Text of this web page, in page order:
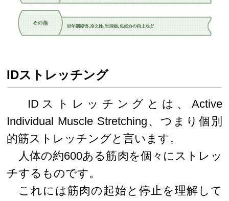
IDストレッチング
IDストレッチングとは、Active
Individual Muscle Stretching、つまり個別
的筋ストレッチングと言います。
人体の約600ある筋肉を個々にストレッ
チするものです。
これには筋肉の起始と停止を理解して